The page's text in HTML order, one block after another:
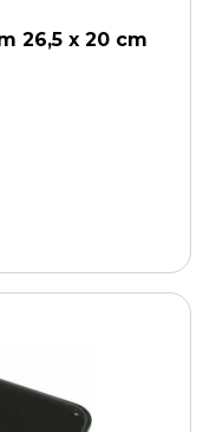
26,5 x 20 cm